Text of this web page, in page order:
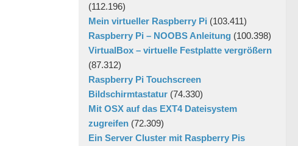
(112.196)
Mein virtueller Raspberry Pi (103.411)
Raspberry Pi – NOOBS Anleitung (100.398)
VirtualBox – virtuelle Festplatte vergrößern
(87.312)
Raspberry Pi Touchscreen
Bildschirmtastatur (74.330)
Mit OSX auf das EXT4 Dateisystem
zugreifen (72.309)
Ein Server Cluster mit Raspberry Pis